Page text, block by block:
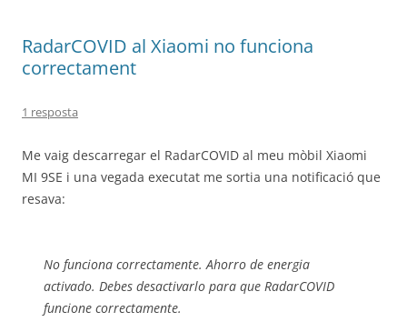
RadarCOVID al Xiaomi no funciona
correctament
1 resposta
Me vaig descarregar el RadarCOVID al meu mòbil Xiaomi
MI 9SE i una vegada executat me sortia una notificació que
resava:
No funciona correctamente. Ahorro de energia
activado. Debes desactivarlo para que RadarCOVID
funcione correctamente.